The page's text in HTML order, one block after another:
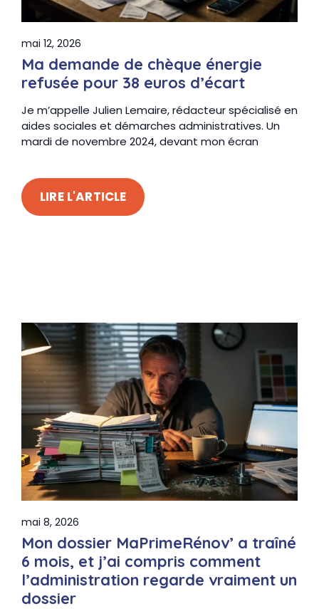
mai 12, 2026
Ma demande de chèque énergie
refusée pour 38 euros d’écart
Je m’appelle Julien Lemaire, rédacteur spécialisé en
aides sociales et démarches administratives. Un
mardi de novembre 2024, devant mon écran
LIRE L'ARTICLE
mai 8, 2026
Mon dossier MaPrimeRénov’ a traîné
6 mois, et j’ai compris comment
l’administration regarde vraiment un
dossier